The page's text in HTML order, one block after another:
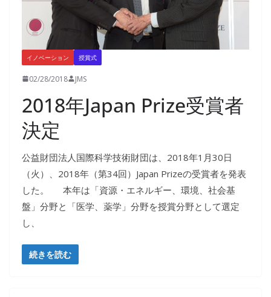
イノベーション 授賞式
02/28/2018 JMS
2018年Japan Prize受賞者
決定
公益財団法人国際科学技術財団は、2018年1月30日
（火）、2018年（第34回）Japan Prizeの受賞者を発表
した。 本年は「資源・エネルギー、環境、社会基
盤」分野と「医学、薬学」分野を授賞分野として選定
し、
続きを読む